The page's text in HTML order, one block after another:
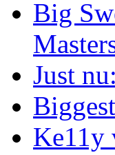
Big
Just
Ke11y